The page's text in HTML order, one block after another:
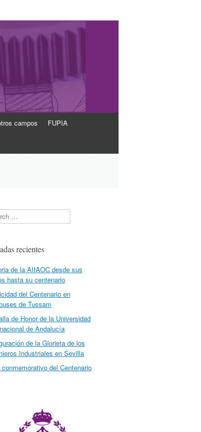
campos FUPIA
recientes
de la AIIAOC desde sus
hasta su centenario
del Centenario en
de Tussam
de Honor de la Universidad
de Andalucía
de la Glorieta de los
Industriales en Sevilla
del Centenario